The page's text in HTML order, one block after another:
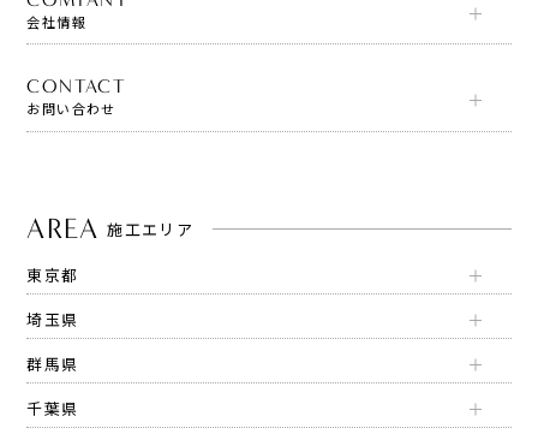
会社情報
CONTACT
お問い合わせ
AREA 施工エリア
東京都
埼玉県
群馬県
千葉県